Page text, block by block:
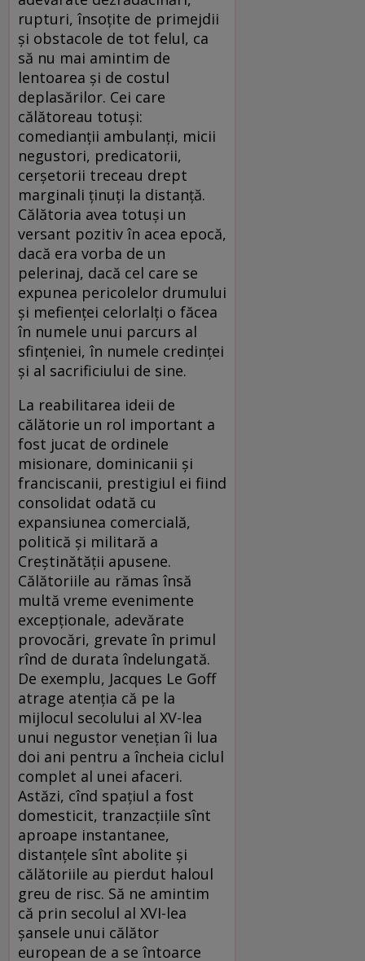
rupturi, însoţite de primejdii
şi obstacole de tot felul, ca
să nu mai amintim de
lentoarea şi de costul
deplasărilor. Cei care
călătoreau totuşi:
comedianţii ambulanţi, micii
negustori, predicatorii,
cerşetorii treceau drept
marginali ţinuţi la distanţă.
Călătoria avea totuşi un
versant pozitiv în acea epocă,
dacă era vorba de un
pelerinaj, dacă cel care se
expunea pericolelor drumului
şi mefienţei celorlalţi o făcea
în numele unui parcurs al
sfinţeniei, în numele credinţei
şi al sacrificiului de sine.
La reabilitarea ideii de
călătorie un rol important a
fost jucat de ordinele
misionare, dominicanii şi
franciscanii, prestigiul ei fiind
consolidat odată cu
expansiunea comercială,
politică şi militară a
Creştinătăţii apusene.
Călătoriile au rămas însă
multă vreme evenimente
excepţionale, adevărate
provocări, grevate în primul
rînd de durata îndelungată.
De exemplu, Jacques Le Goff
atrage atenţia că pe la
mijlocul secolului al XV-lea
unui negustor veneţian îi lua
doi ani pentru a încheia ciclul
complet al unei afaceri.
Astăzi, cînd spaţiul a fost
domesticit, tranzacţiile sînt
aproape instantanee,
distanţele sînt abolite şi
călătoriile au pierdut haloul
greu de risc. Să ne amintim
că prin secolul al XVI-lea
şansele unui călător
european de a se întoarce